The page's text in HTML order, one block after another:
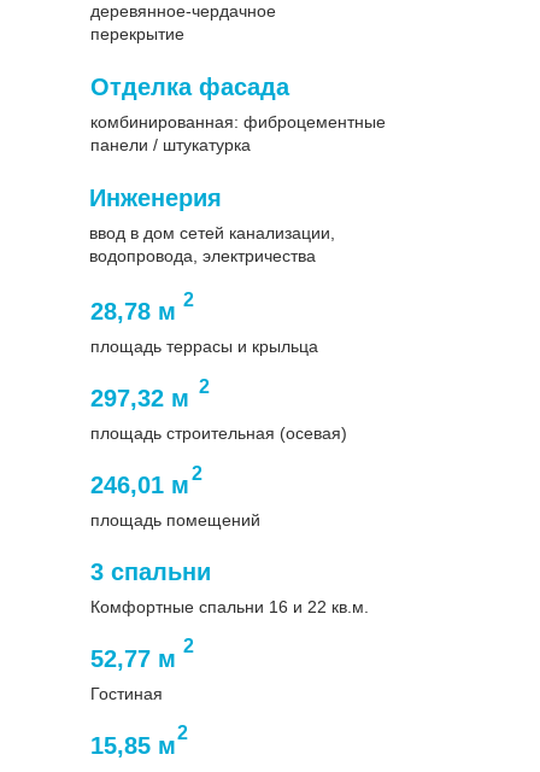
площадь террасы и крыльца
109,58 м 2
28,78 м 2
деревянное-чердачное
перекрытие
Отделка фасада
комбинированная: фиброцементные
панели / штукатурка
Инженерия
ввод в дом сетей канализации,
водопровода, электричества
28,78 м 2
площадь террасы и крыльца
297,32 м 2
площадь строительная (осевая)
246,01 м2
площадь помещений
3 спальни
Комфортные спальни 16 и 22 кв.м.
52,77 м
15,85 м
Гостиная
2
2